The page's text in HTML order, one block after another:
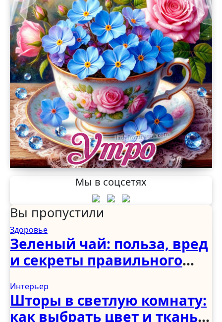
Мы в соцсетях
Вы пропустили
Здоровье
Зеленый чай: польза, вред
и секреты правильного
Интерьер
Шторы в светлую комнату:
как выбрать цвет и ткань